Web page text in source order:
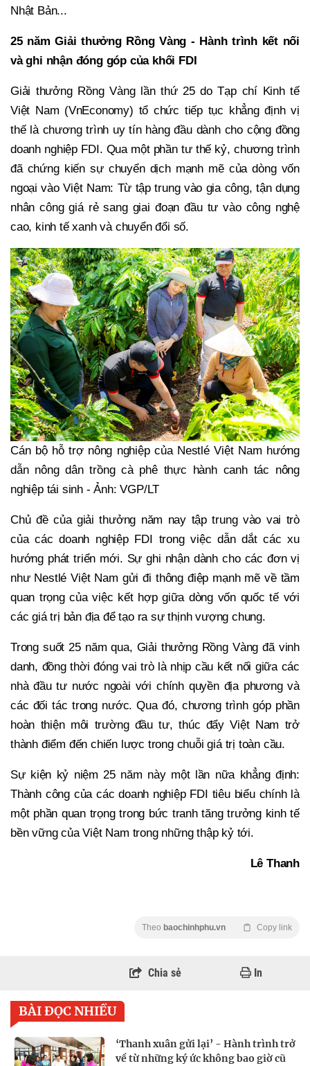
Nhật Bản...
25 năm Giải thưởng Rồng Vàng - Hành trình kết nối
và ghi nhận đóng góp của khối FDI
Giải thưởng Rồng Vàng lần thứ 25 do Tạp chí Kinh tế
Việt Nam (VnEconomy) tổ chức tiếp tục khẳng định vị
thế là chương trình uy tín hàng đầu dành cho cộng đồng
doanh nghiệp FDI. Qua một phần tư thế kỷ, chương trình
đã chứng kiến sự chuyển dịch mạnh mẽ của dòng vốn
ngoại vào Việt Nam: Từ tập trung vào gia công, tận dụng
nhân công giá rẻ sang giai đoạn đầu tư vào công nghệ
cao, kinh tế xanh và chuyển đổi số.
Cán bộ hỗ trợ nông nghiệp của Nestlé Việt Nam hướng
dẫn nông dân trồng cà phê thực hành canh tác nông
nghiệp tái sinh - Ảnh: VGP/LT
Chủ đề của giải thưởng năm nay tập trung vào vai trò
của các doanh nghiệp FDI trong việc dẫn dắt các xu
hướng phát triển mới. Sự ghi nhận dành cho các đơn vị
như Nestlé Việt Nam gửi đi thông điệp mạnh mẽ về tầm
quan trọng của việc kết hợp giữa dòng vốn quốc tế với
các giá trị bản địa để tạo ra sự thịnh vượng chung.
Trong suốt 25 năm qua, Giải thưởng Rồng Vàng đã vinh
danh, đồng thời đóng vai trò là nhịp cầu kết nối giữa các
nhà đầu tư nước ngoài với chính quyền địa phương và
các đối tác trong nước. Qua đó, chương trình góp phần
hoàn thiện môi trường đầu tư, thúc đẩy Việt Nam trở
thành điểm đến chiến lược trong chuỗi giá trị toàn cầu.
Sự kiện kỷ niệm 25 năm này một lần nữa khẳng định:
Thành công của các doanh nghiệp FDI tiêu biểu chính là
một phần quan trọng trong bức tranh tăng trưởng kinh tế
bền vững của Việt Nam trong những thập kỷ tới.
Lê Thanh
Theo baochinhphu.vn Copy link
Chia sẻ In
BÀI ĐỌC NHIỀU
‘Thanh xuân gửi lại’ - Hành trình trở
về từ những ký ức không bao giờ cũ